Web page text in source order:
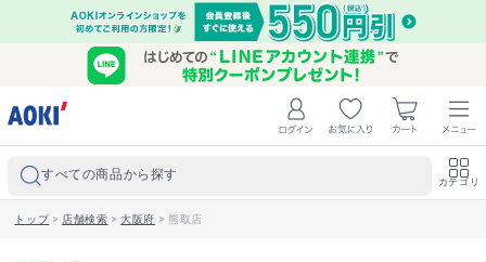
すべての商品から探す カテゴリ
トップ> 店舗検索 >大阪府 > 熊取店